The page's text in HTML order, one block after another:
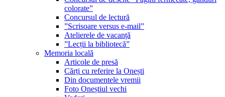
colorate”
Concursul de lectură
”Scrisoare versus e-mail”
Atelierele de vacanță
”Lecții la bibliotecă”
Memoria locală
Articole de presă
Cărți cu referire la Onești
Din documentele vremii
Foto Oneștiul vechi